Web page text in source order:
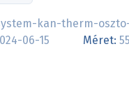
kan-therm-
06-15 Méret: